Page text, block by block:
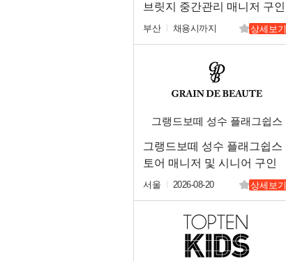
브릿지 중간관리 매니저 구인
부산 채용시까지 상세보기
그랭드보떼 성수 플래그쉽스
그랭드보떼 성수 플래그쉽스
토어 매니저 및 시니어 구인
(중국어 가능자)
서울 2026-08-20 상세보기